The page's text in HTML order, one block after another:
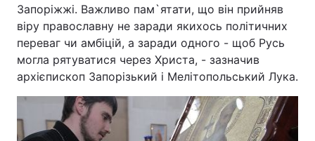
Запоріжжі. Важливо пам`ятати, що він прийняв
віру православну не заради якихось політичних
переваг чи амбіцій, а заради одного - щоб Русь
могла рятуватися через Христа, - зазначив
архієпископ Запорізький і Мелітопольський Лука.